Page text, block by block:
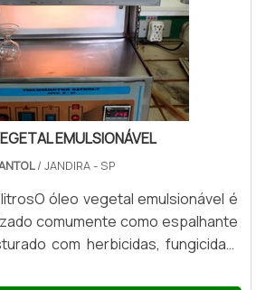
EMULSIONÁVEL
/ JANDIRA - SP
óleo vegetal emulsionável é
comumente como espalhante
com herbicidas, fungicidas,